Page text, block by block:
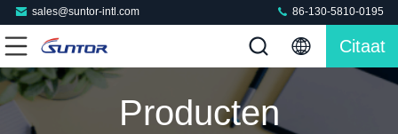
sales@suntor-intl.com 86-130-5810-0195
Citaat
Producten